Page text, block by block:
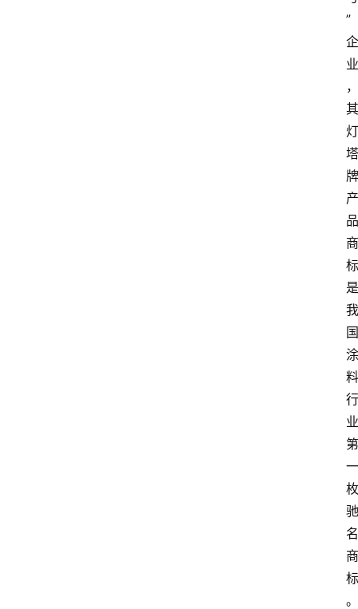
”
企
业
，
其
灯
塔
牌
产
品
商
标
是
我
国
涂
料
行
业
第
一
枚
驰
名
商
标
。